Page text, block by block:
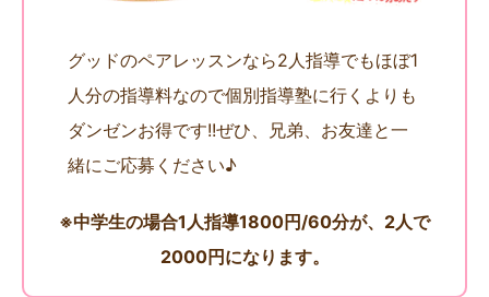
グッドのペアレッスンなら2人指導でもほぼ1
人分の指導料なので個別指導塾に行くよりも
ダンゼンお得です!!ぜひ、兄弟、お友達と一
緒にご応募ください♪
※中学生の場合1人指導1800円/60分が、2人で
2000円になります。